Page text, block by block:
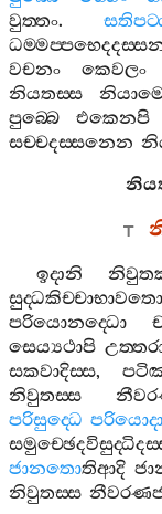
වුත‍්තං.
වචනං
කෙවලං
නියතස‍්ස
පුබ‍්බෙ
එකෙනපි
සච‍්චදස‍්සනෙන
ඉදානි
සුද‍්ධකිච‍්චාභාවතො
පරියොනද‍්ධො
සෙය්‍යථාපි
සකවාදිස‍්ස,
නිවුතස‍්ස
පරිසුද‍්ධෙ
ජානතොතිආදි
නිවුතස‍්ස